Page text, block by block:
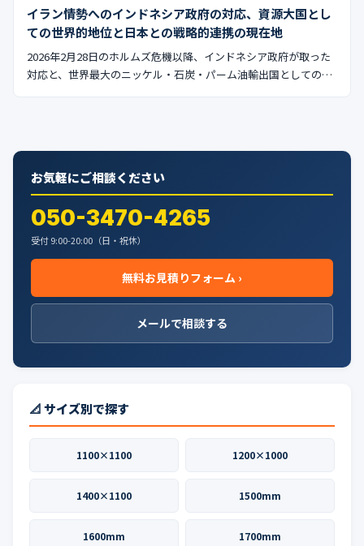
イラン情勢へのインドネシア政府の対応、資源大国とし
ての世界的地位と日本との戦略的連携の現在地
2026年2月28日のホルムズ危機以降、インドネシア政府が取った
対応と、世界最大のニッケル・石炭・パーム油輸出国としての…
お気軽にご相談ください
050-3470-4265
受付 9:00-20:00（日・祝休）
無料お見積りフォーム ›
メールで相談する
📐 サイズ別で探す
1100×1100 1200×1000
1400×1100 1500mm
1600mm 1700mm